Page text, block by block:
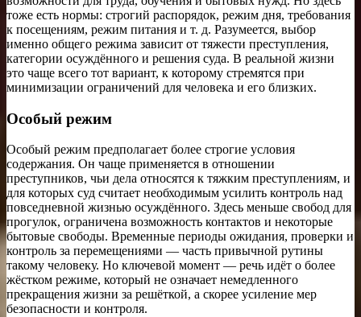
тоже есть нормы: строгий распорядок, режим дня, требования
к посещениям, режим питания и т. д. Разумеется, выбор
именно общего режима зависит от тяжести преступления,
категории осуждённого и решения суда. В реальной жизни
это чаще всего тот вариант, к которому стремятся при
минимизации ограничений для человека и его близких.
Особый режим
Особый режим предполагает более строгие условия
содержания. Он чаще применяется в отношении
преступников, чьи дела относятся к тяжким преступлениям, и
для которых суд считает необходимым усилить контроль над
повседневной жизнью осуждённого. Здесь меньше свобод для
прогулок, ограничена возможность контактов и некоторые
бытовые свободы. Временные периоды ожидания, проверки и
контроль за перемещениями — часть привычной рутины
такому человеку. Но ключевой момент — речь идёт о более
жёстком режиме, который не означает немедленного
прекращения жизни за решёткой, а скорее усиление мер
безопасности и контроля.